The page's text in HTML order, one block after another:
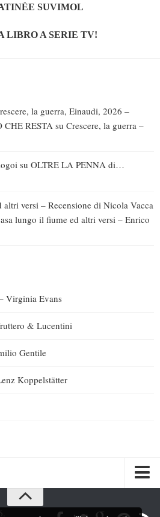
SUVIMOL
LIBRO A SERIE TV!
la guerra, Einaudi, 2026 –
RESTA su Crescere, la guerra –
su OLTRE LA PENNA di…
versi – Recensione di Nicola Vacca
lungo il fiume ed altri versi – Enrico
Virginia Evans
& Lucentini
Gentile
Koppelstätter